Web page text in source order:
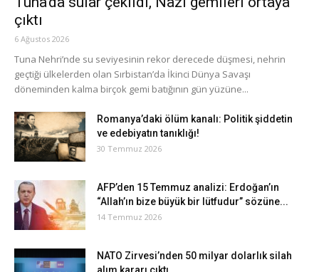
çıktı
6 Ağustos 2026
Tuna Nehri’nde su seviyesinin rekor derecede düşmesi, nehrin
geçtiği ülkelerden olan Sırbistan’da İkinci Dünya Savaşı
döneminden kalma birçok gemi batığının gün yüzüne...
Romanya’daki ölüm kanalı: Politik şiddetin
ve edebiyatın tanıklığı!
30 Temmuz 2026
AFP’den 15 Temmuz analizi: Erdoğan’ın
“Allah’ın bize büyük bir lütfudur” sözüne...
14 Temmuz 2026
NATO Zirvesi’nden 50 milyar dolarlık silah